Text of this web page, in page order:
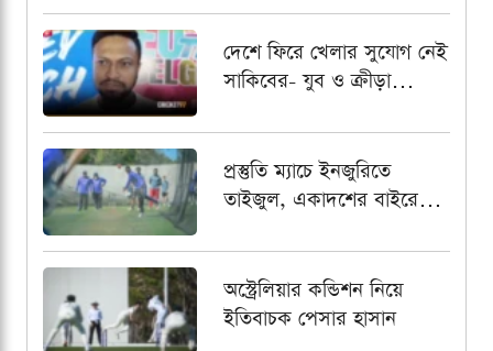
দেশে ফিরে খেলার সুযোগ নেই
সাকিবের- যুব ও ক্রীড়া
প্রস্তুতি ম্যাচে ইনজুরিতে
তাইজুল, একাদশের বাইরে
অস্ট্রেলিয়ার কন্ডিশন নিয়ে
ইতিবাচক পেসার হাসান